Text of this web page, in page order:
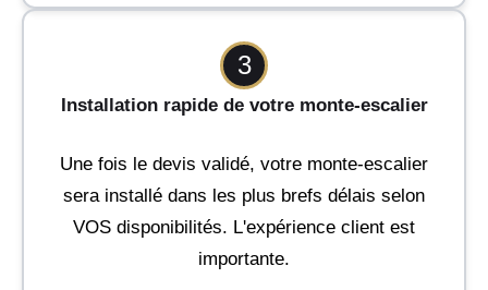
3
Installation rapide de votre monte-escalier
Une fois le devis validé, votre monte-escalier
sera installé dans les plus brefs délais selon
VOS disponibilités. L'expérience client est
importante.